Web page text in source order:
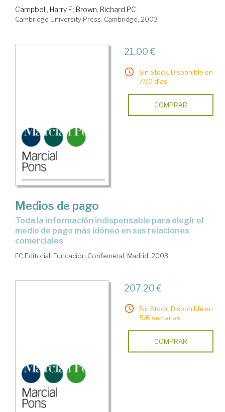
Campbell, Harry F.; Brown, Richard P.C.
Cambridge University Press. Cambridge, 2003
21,00 €
Sin Stock. Disponible en
7/10 días.
COMPRAR
Medios de pago
toda la información indispensable para elegir el
medio de pago más idóneo en sus relaciones
comerciales
FC Editorial. Fundación Confemetal. Madrid, 2003
207,20 €
Sin Stock. Disponible en
5/6 semanas.
COMPRAR